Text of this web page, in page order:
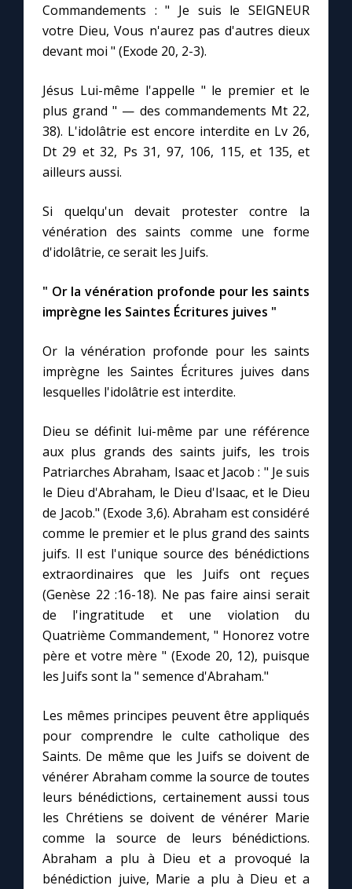
Une Minute avec Marie
Une neuvaine
À la une
1000 Raisons de Croire
Contact
Faire un don
Commandements : " Je suis le SEIGNEUR
votre Dieu, Vous n'aurez pas d'autres dieux
devant moi " (Exode 20, 2-3).
Jésus Lui-même l'appelle " le premier et le
plus grand " — des commandements Mt 22,
38). L'idolâtrie est encore interdite en Lv 26,
Dt 29 et 32, Ps 31, 97, 106, 115, et 135, et
ailleurs aussi.
Si quelqu'un devait protester contre la
vénération des saints comme une forme
d'idolâtrie, ce serait les Juifs.
" Or la vénération profonde pour les saints
imprègne les Saintes Écritures juives "
Or la vénération profonde pour les saints
imprègne les Saintes Écritures juives dans
lesquelles l'idolâtrie est interdite.
Dieu se définit lui-même par une référence
aux plus grands des saints juifs, les trois
Patriarches Abraham, Isaac et Jacob : " Je suis
le Dieu d'Abraham, le Dieu d'Isaac, et le Dieu
de Jacob." (Exode 3,6). Abraham est considéré
comme le premier et le plus grand des saints
juifs. Il est l'unique source des bénédictions
extraordinaires que les Juifs ont reçues
(Genèse 22 :16-18). Ne pas faire ainsi serait
de l'ingratitude et une violation du
Quatrième Commandement, " Honorez votre
père et votre mère " (Exode 20, 12), puisque
les Juifs sont la " semence d'Abraham."
Les mêmes principes peuvent être appliqués
pour comprendre le culte catholique des
Saints. De même que les Juifs se doivent de
vénérer Abraham comme la source de toutes
leurs bénédictions, certainement aussi tous
les Chrétiens se doivent de vénérer Marie
comme la source de leurs bénédictions.
Abraham a plu à Dieu et a provoqué la
bénédiction juive, Marie a plu à Dieu et a